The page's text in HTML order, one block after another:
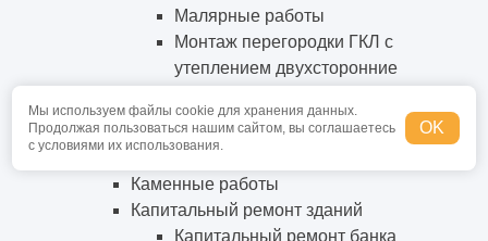
Мы используем файлы cookie для хранения данных.
Продолжая пользоваться нашим сайтом, вы соглашаетесь
с условиями их использования.
OK
Малярные работы
Монтаж перегородки ГКЛ с
утеплением двухсторонние
Плиточные работы
Каменные работы
Капитальный ремонт зданий
Капитальный ремонт банка